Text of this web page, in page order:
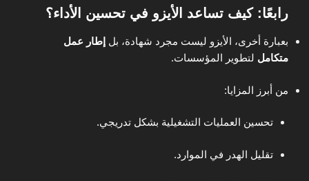
رابعًا: كيف تساعد الأيزو في تحسين الأداء؟
بعبارة أخرى، الأيزو ليست مجرد شهادة، بل إطار عمل
متكامل لتطوير المؤسسات.
من أبرز المزايا:
تحسين العمليات التشغيلية بشكل تدريجي.
تقليل الهدر في الموارد.